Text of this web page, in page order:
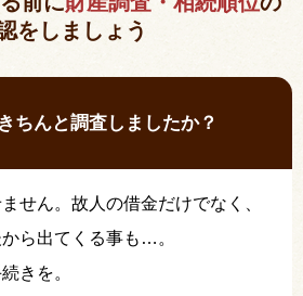
をしましょう
ちんと調査しましたか？
せん。故人の借金だけでなく、
ら出てくる事も…。
きを。